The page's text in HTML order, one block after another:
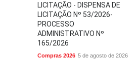
LICITAÇÃO - DISPENSA DE
LICITAÇÃO Nº 53/2026-
PROCESSO
ADMINISTRATIVO Nº
165/2026
Compras 2026 5 de agosto de 2026